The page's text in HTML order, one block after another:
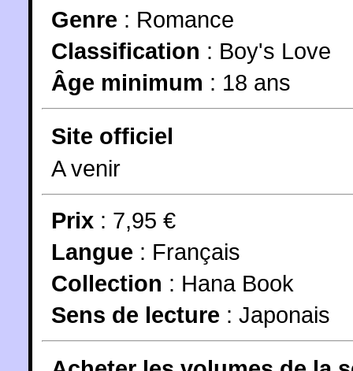
Genre : Romance
Classification : Boy's Love
Âge minimum : 18 ans
Site officiel
A venir
Prix : 7,95 €
Langue : Français
Collection : Hana Book
Sens de lecture : Japonais